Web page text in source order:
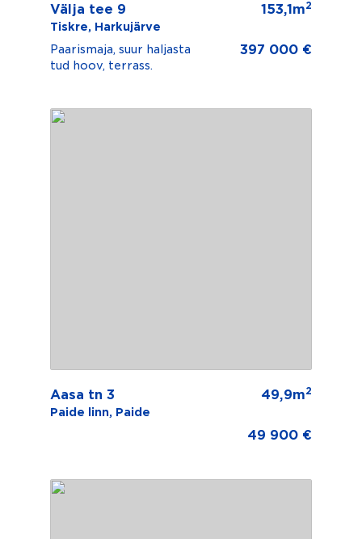
Välja tee 9
Tiskre, Harkujärve
153,1m2
Paarismaja, suur haljasta
tud hoov, terrass.
397 000 €
Aasa tn 3
Paide linn, Paide
49,9m2
49 900 €